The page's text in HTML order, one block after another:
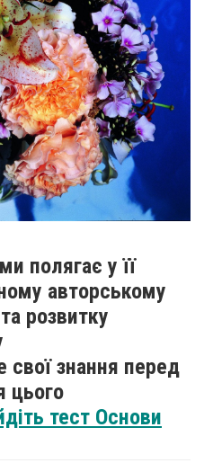
полягає у її
авторському
розвитку
свої знання перед
цього
тест Основи